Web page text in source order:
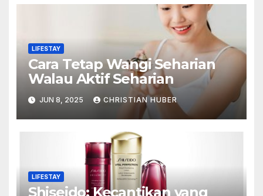
LIFESTAY
Cara Tetap Wangi Seharian
Walau Aktif Seharian
JUN 8, 2025 CHRISTIAN HUBER
LIFESTAY
Shiseido: Kecantikan yang